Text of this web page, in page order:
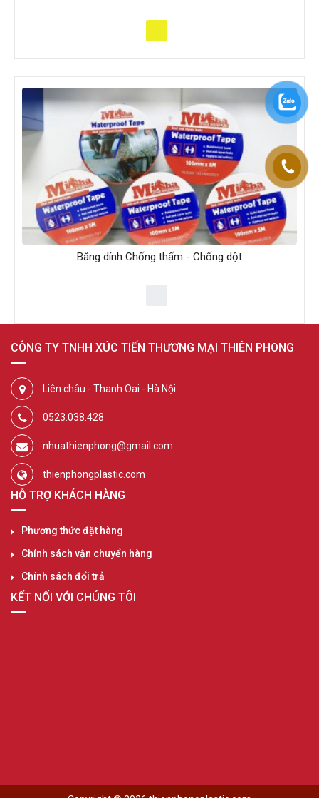
Băng dính Chống thấm - Chống dột
CÔNG TY TNHH XÚC TIẾN THƯƠNG MẠI THIÊN PHONG
Liên châu - Thanh Oai - Hà Nội
0523.038.428
nhuathienphong@gmail.com
thienphongplastic.com
HỖ TRỢ KHÁCH HÀNG
Phương thức đặt hàng
Chính sách vận chuyển hàng
Chính sách đổi trả
KẾT NỐI VỚI CHÚNG TÔI